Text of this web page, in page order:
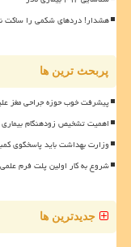
هشدار! دردهای شکمی را ساکت
پربحث ترین ها
پیشرفت خوب حوزه جراحی مغز
اهمیت تشخیص زودهنگام
وزارت بهداشت باید پاسخگوی
شروع به کار اولین پلت فرم
جدیدترین ها